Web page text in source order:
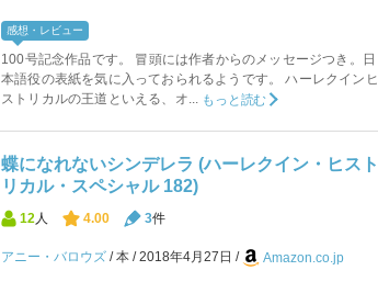
感想・レビュー
100号記念作品です。 冒頭には作者からのメッセージつき。日
本語役の表紙を気に入っておられるようです。 ハーレクインヒ
ストリカルの王道といえる、オ... もっと読む
蝶になれないシンデレラ (ハーレクイン・ヒスト
リカル・スペシャル 182)
12 人 4.00 3件
アニー・バロウズ 本 2018年4月27日 Amazon.co.jp